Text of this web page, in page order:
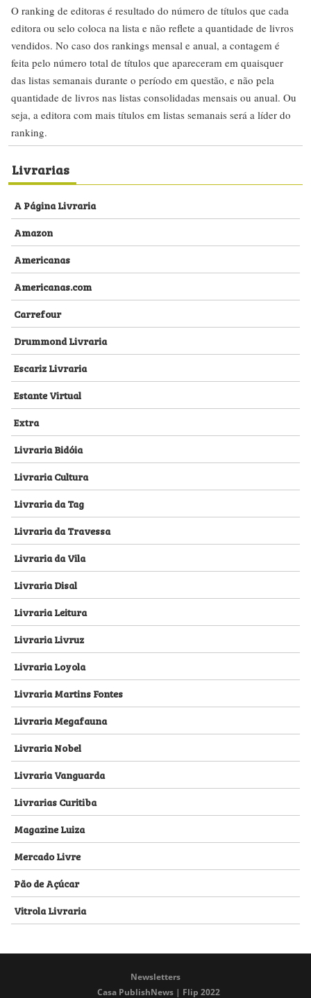
O ranking de editoras é resultado do número de títulos que cada
editora ou selo coloca na lista e não reflete a quantidade de livros
vendidos. No caso dos rankings mensal e anual, a contagem é
feita pelo número total de títulos que apareceram em quaisquer
das listas semanais durante o período em questão, e não pela
quantidade de livros nas listas consolidadas mensais ou anual. Ou
seja, a editora com mais títulos em listas semanais será a líder do
ranking.
Livrarias
A Página Livraria
Amazon
Americanas
Americanas.com
Carrefour
Drummond Livraria
Escariz Livraria
Estante Virtual
Extra
Livraria Bidóia
Livraria Cultura
Livraria da Tag
Livraria da Travessa
Livraria da Vila
Livraria Disal
Livraria Leitura
Livraria Livruz
Livraria Loyola
Livraria Martins Fontes
Livraria Megafauna
Livraria Nobel
Livraria Vanguarda
Livrarias Curitiba
Magazine Luiza
Mercado Livre
Pão de Açúcar
Vitrola Livraria
Newsletters
Casa PublishNews | Flip 2022